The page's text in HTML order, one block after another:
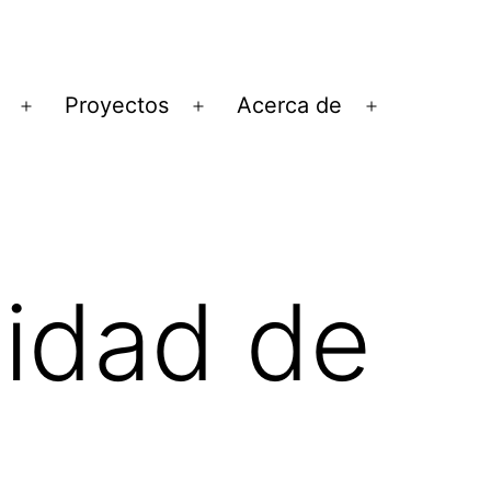
Abrir
Proyectos
Abrir
Acerca de
de